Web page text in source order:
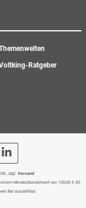
Ratgeber
zzgl. Versand
Mindestbestellwert von 100,00 € 30
Bar auszahlbar.